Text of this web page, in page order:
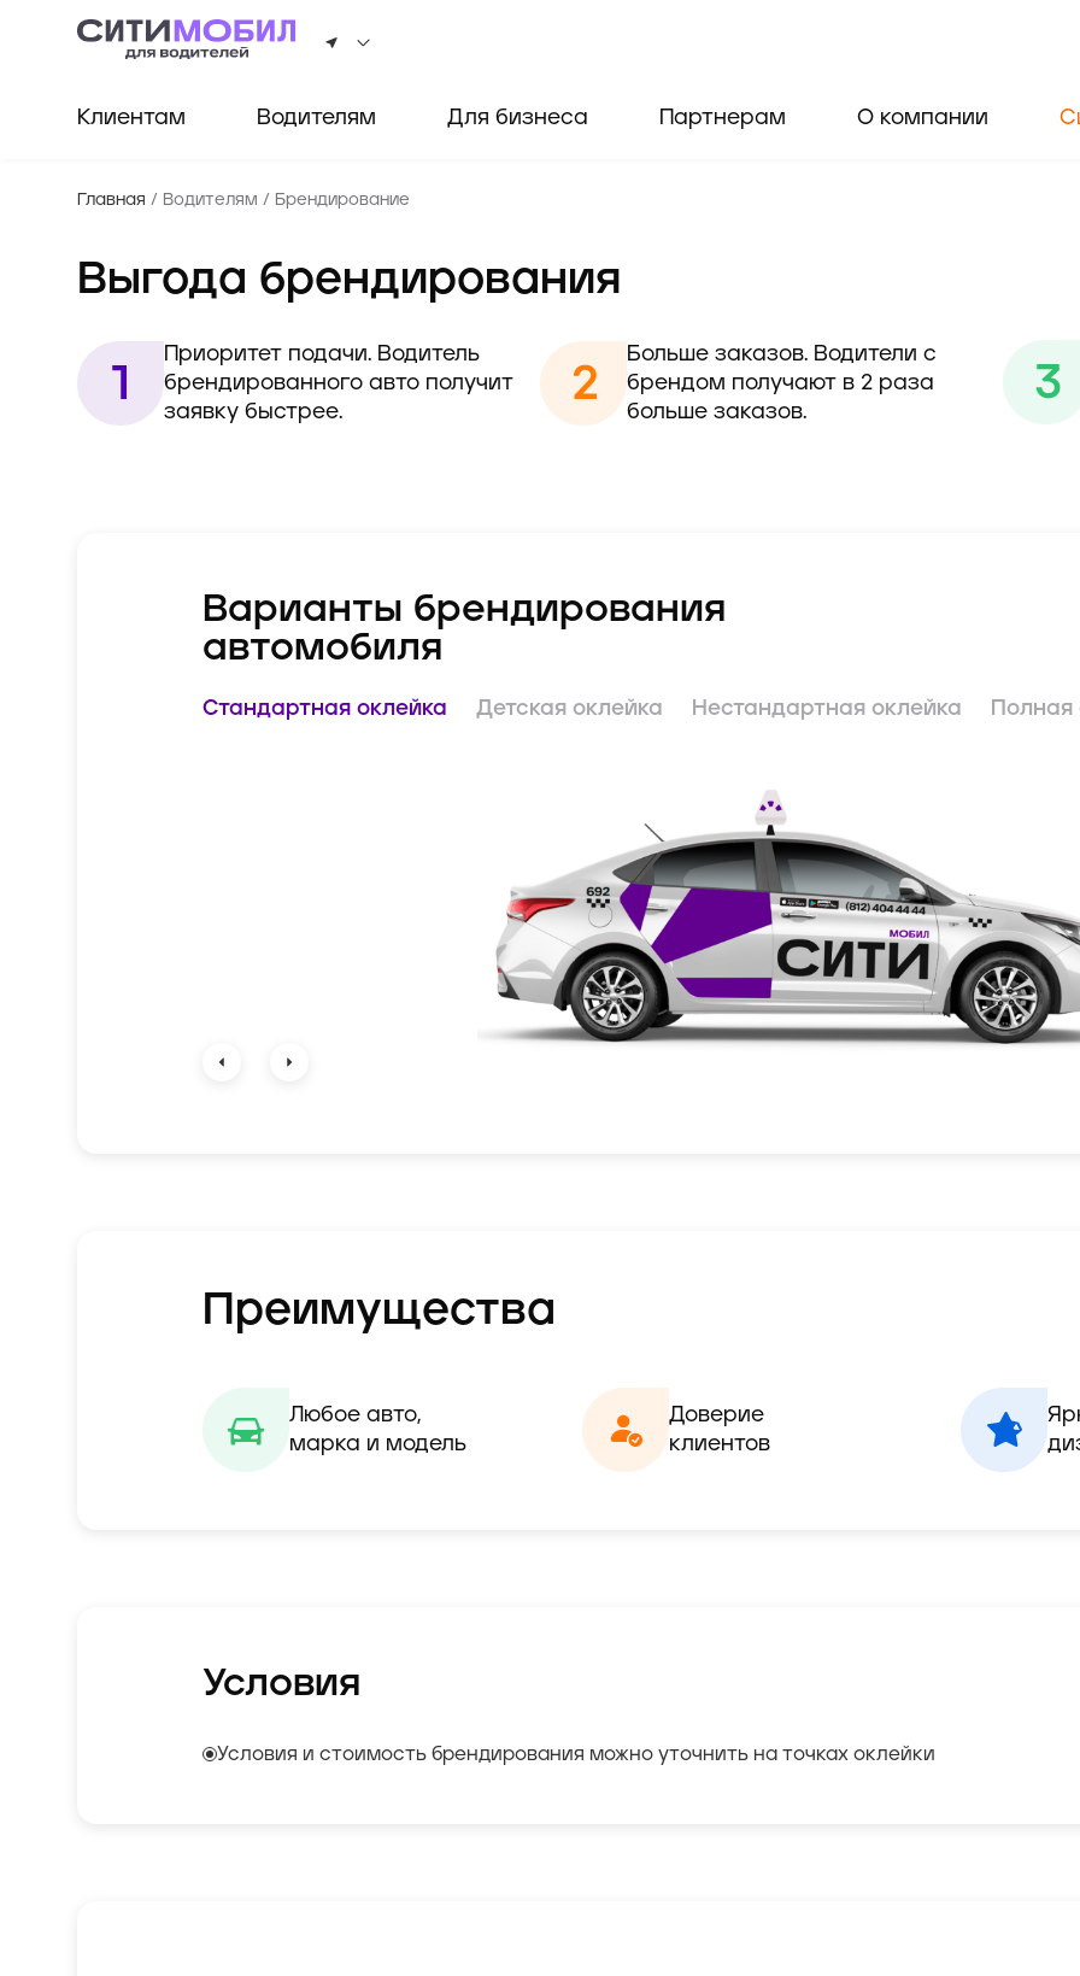
Клиентам Водителям Для бизнеса Партнерам О компании
Главная / Водителям / Брендирование
Выгода брендирования
Приоритет подачи. Водитель
брендированного авто получит
заявку быстрее.
Больше заказов. Водители с
брендом получают в 2 раза
больше заказов.
Варианты брендирования
автомобиля
Стандартная оклейка Детская оклейка Нестандартная оклейка Полная
Преимущества
Любое авто,
марка и модель
Доверие
клиентов
Условия
Условия и стоимость брендирования можно уточнить на точках оклейки